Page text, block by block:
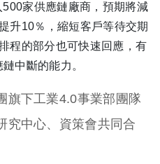
家供應鏈廠商，預期將減
升10％，縮短客戶等待交期
程的部分也可快速回應，有
中斷的能力。
旗下工業4.0事業部團隊
究中心、資策會共同合